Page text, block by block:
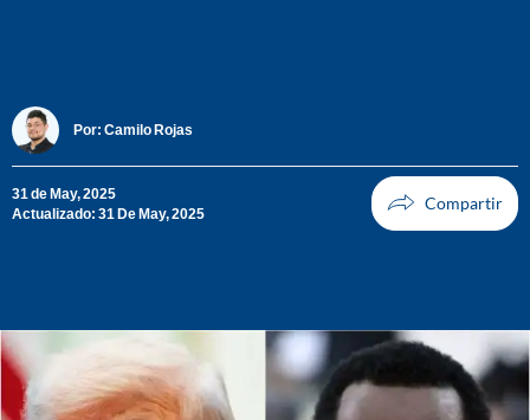
Por: Camilo Rojas
31 de May, 2025
Actualizado: 31 De May, 2025